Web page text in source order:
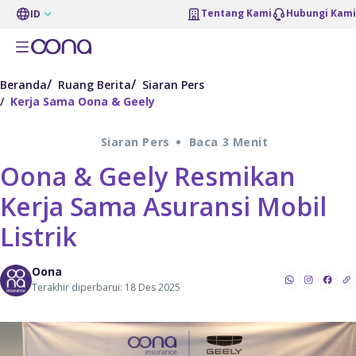
ID Tentang Kami Hubungi Kami
Beranda Ruang Berita
Siaran Pers
Kerja Sama Oona & Geely
Siaran Pers Baca 3 Menit
Oona & Geely Resmikan
Kerja Sama Asuransi Mobil
Listrik
Oona
Terakhir diperbarui: 18 Des 2025